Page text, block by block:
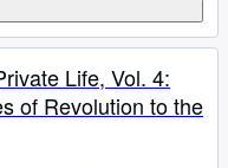
Life, Vol. 4:
of Revolution to the